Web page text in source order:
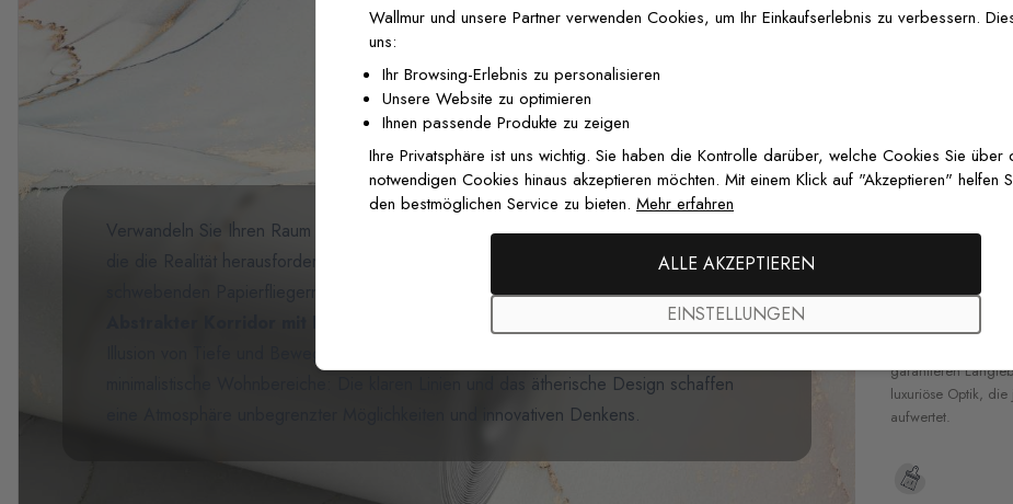
Verwandeln Sie Ihren Raum mit dieser zeitgenössischen architektonischen Fototapete,
die die Realität herausfordert. Sie zeigt einen eleganten weißen Korridor mit
schwebenden Papierfliegern vor einem traumhaftenWolkenhintergrund. Die
erzeugt eine beeindruckende
minimalistische Wohnbereiche: Die klaren Linien und das ätherische Design schaffen
eine Atmosphäre unbegrenzter Möglichkeiten und innovativen Denkens.
zertifizierten Tinten
Sicherheit in
Hochwertige
garantieren
luxuriöse Optik,
aufwertet.
Wallmur und unsere Partner verwenden Cookies, um Ihr Einkaufserlebnis zu verbessern.
uns:
Ihr Browsing-Erlebnis zu personalisieren
Unsere Website zu optimieren
Ihnen passende Produkte zu zeigen
Ihre Privatsphäre ist uns wichtig. Sie haben die Kontrolle darüber, welche Cookies Sie über
notwendigen Cookies hinaus akzeptieren möchten. Mit einem Klick auf "Akzeptieren" helfen
den bestmöglichen Service zu bieten. Mehr erfahren
ALLE AKZEPTIEREN
EINSTELLUNGEN